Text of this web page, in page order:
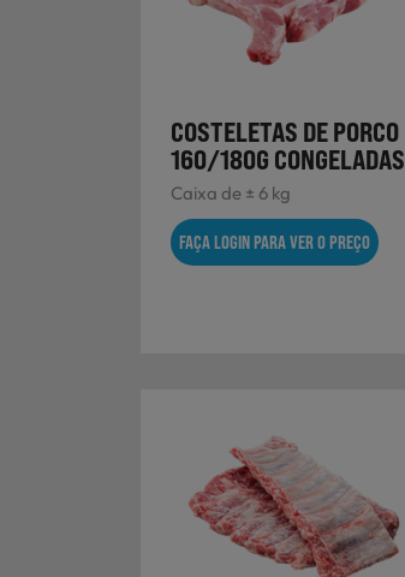
COSTELETAS DE PORCO
160/180G CONGELADAS
Caixa de ± 6 kg
FAÇA LOGIN PARA VER O PREÇO